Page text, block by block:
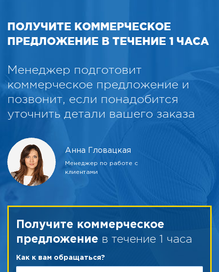
ПОЛУЧИТЕ КОММЕРЧЕСКОЕ
ПРЕДЛОЖЕНИЕ В ТЕЧЕНИЕ 1 ЧАСА
Менеджер подготовит
коммерческое предложение и
позвонит, если понадобится
уточнить детали вашего заказа
Анна Гловацкая
Менеджер по работе с
клиентами
Получите коммерческое
предложение в течение 1 часа
Как к вам обращаться?